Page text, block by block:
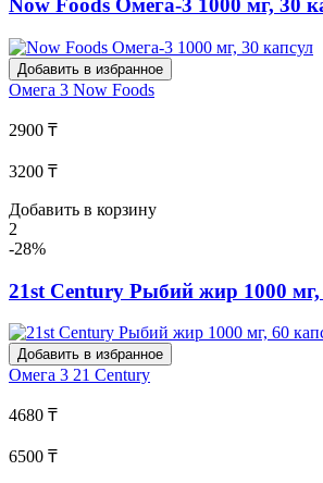
Now Foods Омега-3 1000 мг, 30
Добавить в избранное
Омега 3 Now Foods
2900 ₸
3200 ₸
Добавить в корзину
2
-28%
21st Century Рыбий жир 1000 мг,
Добавить в избранное
Омега 3 21 Century
4680 ₸
6500 ₸